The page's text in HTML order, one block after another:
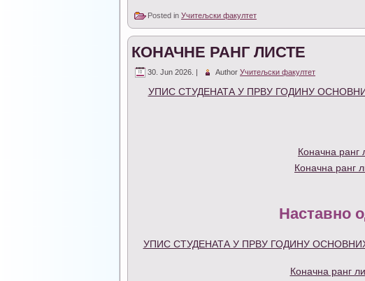
Posted in Учитељски факултет
КОНАЧНЕ РАНГ ЛИСТЕ
30. Jun 2026. | Author Учитељски факултет
УПИС СТУДЕНАТА У ПРВУ ГОДИНУ
Коначна ранг
Коначна ранг
Наставно
УПИС СТУДЕНАТА У ПРВУ ГОДИНУ
Коначна ранг